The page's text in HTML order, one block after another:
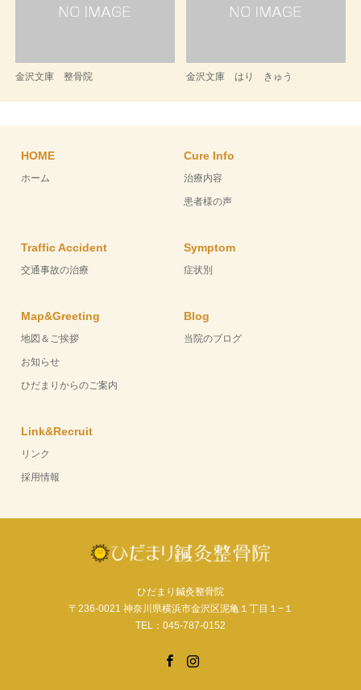
金沢文庫 整骨院 金沢文庫 はり きゅう
HOME
ホーム
Cure Info
治療内容
患者様の声
Traffic Accident
交通事故の治療
Symptom
症状別
Map&Greeting
地図＆ご挨拶
お知らせ
ひだまりからのご案内
Blog
当院のブログ
Link&Recruit
リンク
採用情報
ひだまり鍼灸整骨院
〒236-0021 神奈川県横浜市金沢区泥亀１丁目１−１
TEL：045-787-0152